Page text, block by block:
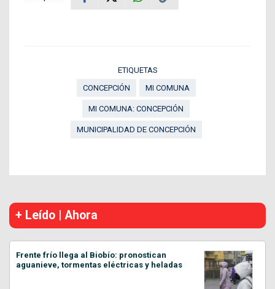
ETIQUETAS
CONCEPCIÓN
MI COMUNA
MI COMUNA: CONCEPCIÓN
MUNICIPALIDAD DE CONCEPCIÓN
+ Leído | Ahora
Frente frío llega al Biobío: pronostican
aguanieve, tormentas eléctricas y heladas